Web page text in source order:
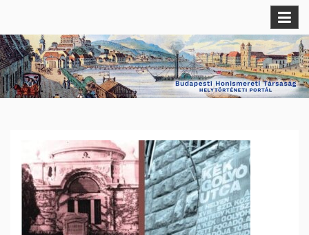
to
content
Budapesti Honismereti Társaság